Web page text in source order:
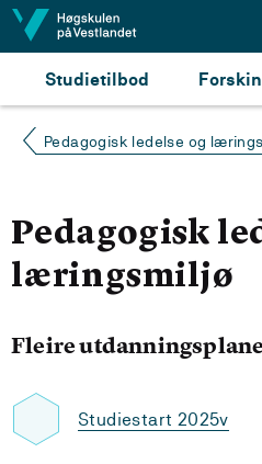
Hopp til innhald
Studietilbod
Pedagogisk ledelse og
Pedagogisk
læringsmiljø
Fleire
Studiestart 2025v